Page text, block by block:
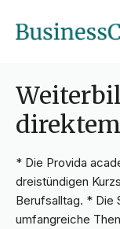
* Die Provida
dreistündigen
Berufsalltag. * Die
umfangreiche